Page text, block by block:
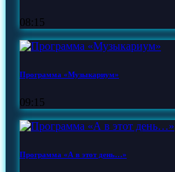
08:15
Программа «Музыкариум»
09:15
Программа «А в этот день…»